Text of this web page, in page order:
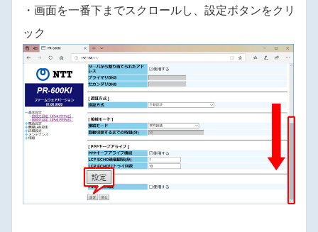
・画面を一番下までスクロールし、設定ボタンをクリ
ック